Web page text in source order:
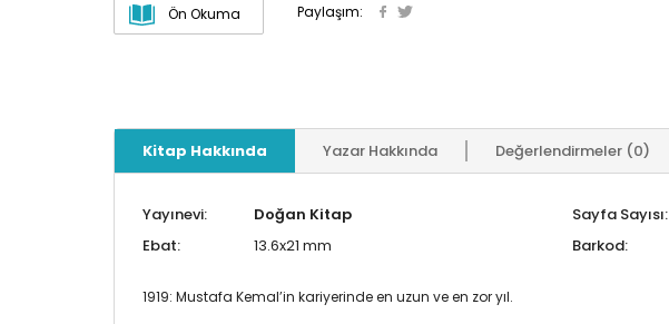
Ön Okuma Paylaşım:
Kitap Hakkında Yazar Hakkında Değerlendirmeler (0)
Yayınevi: Doğan Kitap Sayfa Sayısı:
Ebat:
13.6x21 mm Barkod:
1919: Mustafa Kemal’in kariyerinde en uzun ve en zor yıl.